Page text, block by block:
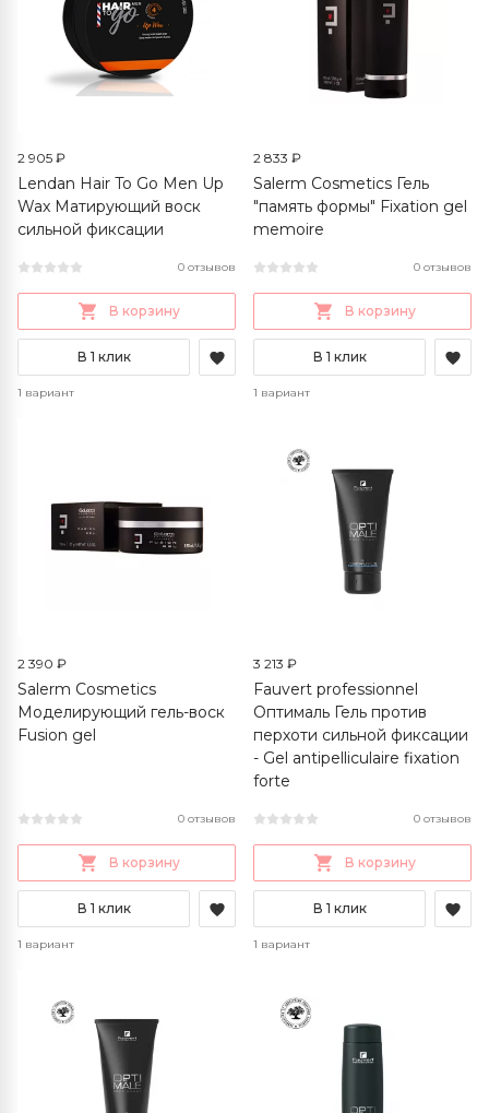
2 905 ₽
Lendan Hair To Go Men Up
Wax Матирующий воск
сильной фиксации
0 отзывов
В корзину
В 1 клик
1 вариант
2 833 ₽
Salerm Cosmetics Гель
"память формы" Fixation gel
memoire
0 отзывов
В корзину
В 1 клик
1 вариант
2 390 ₽
Salerm Cosmetics
Моделирующий гель-воск
Fusion gel
0 отзывов
В корзину
В 1 клик
1 вариант
3 213 ₽
Fauvert professionnel
Оптималь Гель против
перхоти сильной фиксации
- Gel antipelliculaire fixation
forte
0 отзывов
В корзину
В 1 клик
1 вариант